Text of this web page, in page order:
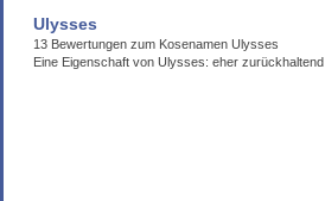
Ulysses
13 Bewertungen zum Kosenamen Ulysses
Eine Eigenschaft von Ulysses: eher zurückhaltend